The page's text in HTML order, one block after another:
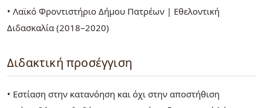
• Λαϊκό Φροντιστήριο Δήμου Πατρέων | Εθελοντική
Διδασκαλία (2018–2020)
Διδακτική προσέγγιση
• Εστίαση στην κατανόηση και όχι στην αποστήθιση